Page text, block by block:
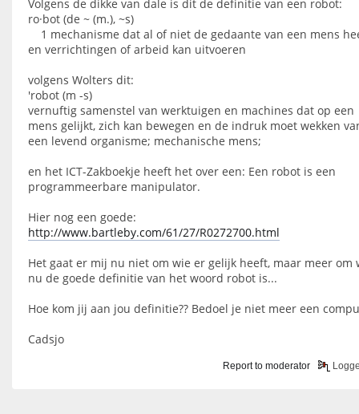
Volgens de dikke van dale is dit de definitie van een robot:
ro·bot (de ~ (m.), ~s)
1 mechanisme dat al of niet de gedaante van een mens
en verrichtingen of arbeid kan uitvoeren
volgens Wolters dit:
'robot (m -s)
vernuftig samenstel van werktuigen en machines dat op een
mens gelijkt, zich kan bewegen en de indruk moet wekken
een levend organisme; mechanische mens;
en het ICT-Zakboekje heeft het over een: Een robot is een
programmeerbare manipulator.
Hier nog een goede:
http://www.bartleby.com/61/27/R0272700.html
Het gaat er mij nu niet om wie er gelijk heeft, maar meer om
nu de goede definitie van het woord robot is...
Hoe kom jij aan jou definitie?? Bedoel je niet meer een
Cadsjo
Report to moderator